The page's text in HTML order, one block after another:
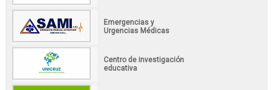
Emergencias y
Urgencias Médicas
Centro de investigación
educativa